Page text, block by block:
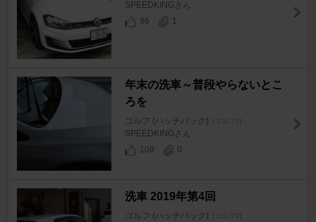
SPEEDKINGさん
96
1
年末の洗車～普段やらないとこ
ろを
ゴルフ (ハッチバック) [ゴルフ7]
SPEEDKINGさん
108
0
洗車 2019年第4回
ゴルフ (ハッチバック) [ゴルフ7]